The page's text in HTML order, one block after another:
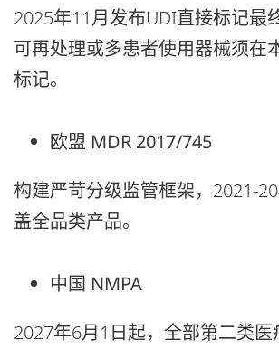
2025年11月发布UDI直接标记最
可再处理或多患者使用器械须在
标记。
欧盟 MDR 2017/745
构建严苛分级监管框架，2021-
盖全品类产品。
中国 NMPA
2027年6月1日起，全部第二类